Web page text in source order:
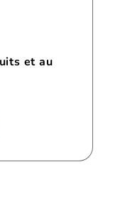
et au